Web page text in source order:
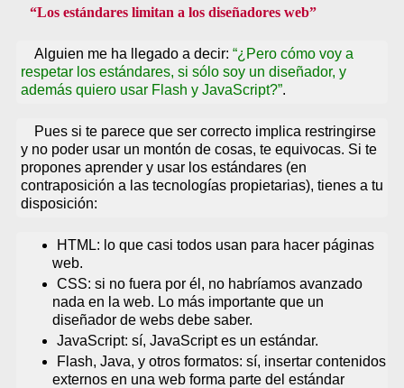
Los estándares limitan a los diseñadores web
Alguien me ha llegado a decir: ¿Pero cómo voy a
respetar los estándares, si sólo soy un diseñador, y
además quiero usar Flash y JavaScript? .
Pues si te parece que ser correcto implica restringirse
y no poder usar un montón de cosas, te equivocas. Si te
propones aprender y usar los estándares (en
contraposición a las tecnologías propietarias), tienes a tu
disposición:
HTML: lo que casi todos usan para hacer páginas
web.
CSS: si no fuera por él, no habríamos avanzado
nada en la web. Lo más importante que un
diseñador de webs debe saber.
JavaScript: sí, JavaScript es un estándar.
Flash, Java, y otros formatos: sí, insertar contenidos
externos en una web forma parte del estándar